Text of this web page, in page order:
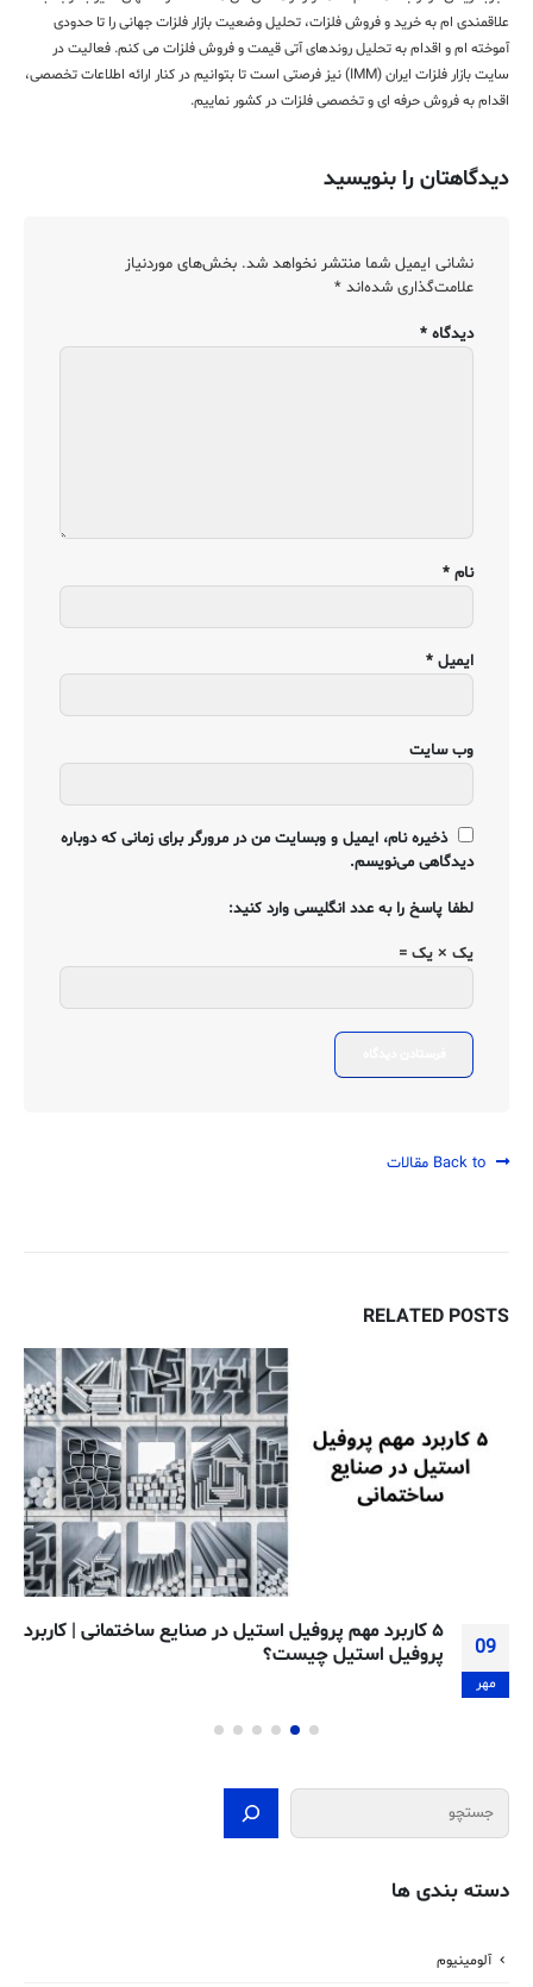
علاقمندی ام به خرید و فروش فلزات، تحلیل وضعیت بازار فلزات جهانی را تا حدودی
آموخته ام و اقدام به تحلیل روندهای آتی قیمت و فروش فلزات می کنم. فعالیت در
سایت بازار فلزات ایران (IMM) نیز فرصتی است تا بتوانیم در کنار ارائه اطلاعات تخصصی،
اقدام به فروش حرفه ای و تخصصی فلزات در کشور نماییم.
دیدگاهتان را بنویسید
نشانی ایمیل شما منتشر نخواهد شد. بخش‌های موردنیاز
علامت‌گذاری شده‌اند *
دیدگاه *
نام *
ایمیل *
وب‌ سایت
ذخیره نام، ایمیل و وبسایت من در مرورگر برای زمانی که دوباره
دیدگاهی می‌نویسم.
لطفا پاسخ را به عدد انگلیسی وارد کنید:
یک × یک =
RELATED POSTS
09
مهر
۵ کاربرد مهم پروفیل استیل در صنایع ساختمانی | کاربرد
پروفیل استیل چیست؟
جستجو
دسته بندی ها
آلومینیوم